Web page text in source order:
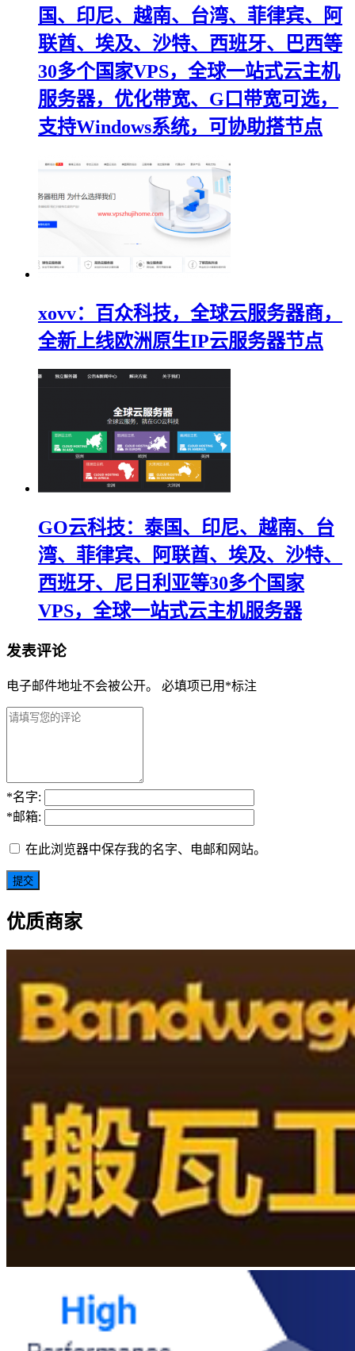
国、印尼、越南、台湾、菲律宾、阿
联酋、埃及、沙特、西班牙、巴西等
30多个国家VPS，全球一站式云主机
服务器，优化带宽、G口带宽可选，
支持Windows系统，可协助搭节点
xovv：百众科技，全球云服务器商，
全新上线欧洲原生IP云服务器节点
GO云科技：泰国、印尼、越南、台
湾、菲律宾、阿联酋、埃及、沙特、
西班牙、尼日利亚等30多个国家
VPS，全球一站式云主机服务器
发表评论
电子邮件地址不会被公开。 必填项已用 *标注
*名字:
*邮箱:
在此浏览器中保存我的名字、电邮和网站。
优质商家